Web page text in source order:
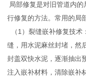
局部修复是对旧管道内
行修复的方法。常用的局
（1）裂缝嵌补修复技术
缝，用水泥麻丝封堵，然
封盖双快水泥，逐渐抽出
注入嵌补材料，清除嵌补